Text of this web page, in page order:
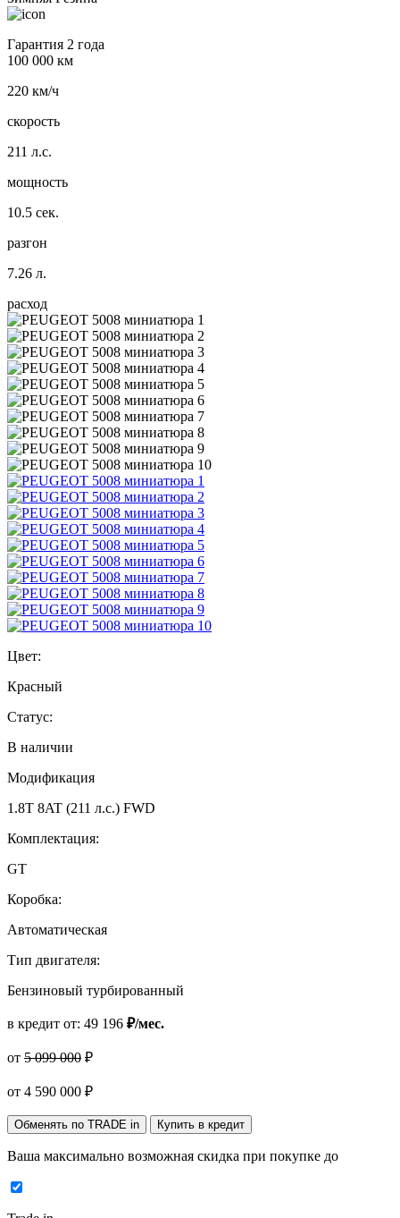
Гарантия 2 года
100 000 км
220 км/ч
скорость
211 л.с.
мощность
10.5 сек.
разгон
7.26 л.
расход
Цвет:
Красный
Статус:
В наличии
Модификация
1.8T 8AT (211 л.с.) FWD
Комплектация:
GT
Коробка:
Автоматическая
Тип двигателя:
Бензиновый турбированный
в кредит от: 49 196 ₽/мес.
от 5 099 000 ₽
от 4 590 000 ₽
Обменять по TRADE in Купить в кредит
Ваша максимально возможная скидка при покупке до